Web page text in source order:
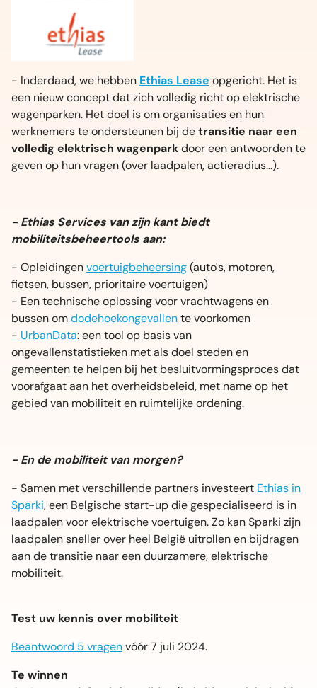
- Inderdaad, we hebben Ethias Lease opgericht. Het is
een nieuw concept dat zich volledig richt op elektrische
wagenparken. Het doel is om organisaties en hun
werknemers te ondersteunen bij detransitie naar een
volledig elektrisch wagenparkdoor een antwoorden te
geven op hun vragen (over laadpalen, actieradius...).
- Ethias Services van zijn kant biedt
mobiliteitsbeheertools aan:
- Opleidingenvoertuigbeheersing(auto's, motoren,
fietsen, bussen, prioritaire voertuigen)
- Een technische oplossing voor vrachtwagens en
bussen omdodehoekongevallente voorkomen
- UrbanData: een tool op basis van
ongevallenstatistieken met als doel steden en
gemeenten te helpen bij het besluitvormingsproces dat
voorafgaat aan het overheidsbeleid, met name op het
gebied van mobiliteit en ruimtelijke ordening.
- En de mobiliteit van morgen?
- Samen met verschillende partners investeert Ethias in
Sparki, een Belgische start-up die gespecialiseerd is in
laadpalen voor elektrische voertuigen. Zo kan Sparki zijn
laadpalen sneller over heel België uitrollen en bijdragen
aan de transitie naar een duurzamere, elektrische
mobiliteit.
Test uw kennis over mobiliteit
Beantwoord 5 vragenvóór 7 juli 2024.
Te winnen